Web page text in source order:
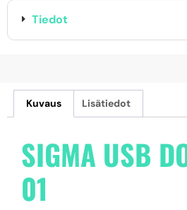
Tiedot
Kuvaus Lisätiedot
SIGMA USB
01